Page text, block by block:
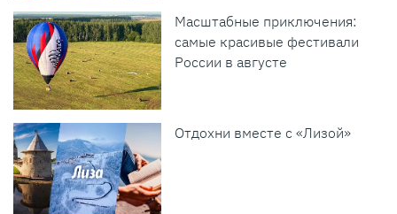
Масштабные приключения:
самые красивые фестивали
России в августе
Отдохни вместе с «Лизой»